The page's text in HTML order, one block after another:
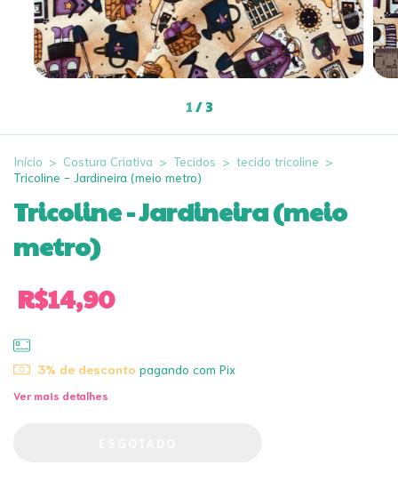
1/3
Início > Costura Criativa > Tecidos > tecido tricoline >
Tricoline - Jardineira (meio metro)
Tricoline - Jardineira (meio
metro)
R$14,90
3% de desconto pagando com Pix
Ver mais detalhes